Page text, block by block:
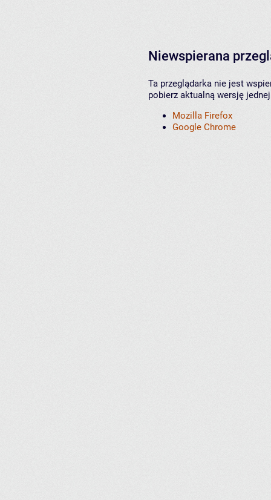
Niewspierana
Ta przeglądarka nie jest
pobierz aktualną wersję
Mozilla Firefox
Google Chrome